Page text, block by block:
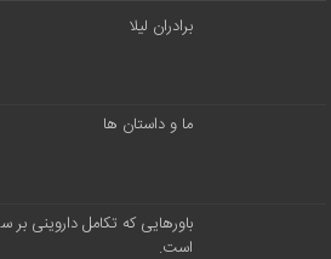
برادران لیلا
ما و داستان ها
باورهایی که تکامل داروینی بر
است.